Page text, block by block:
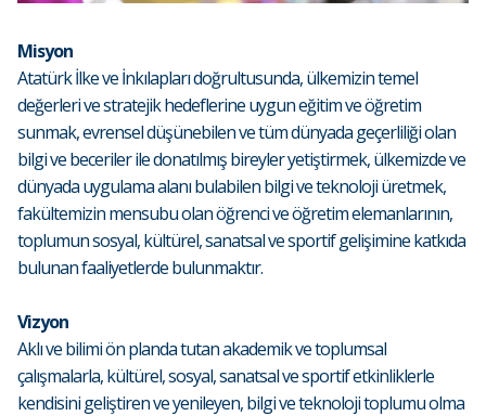
Misyon
Atatürk İlke ve İnkılapları doğrultusunda, ülkemizin temel
değerleri ve stratejik hedeflerine uygun eğitim ve öğretim
sunmak, evrensel düşünebilen ve tüm dünyada geçerliliği olan
bilgi ve beceriler ile donatılmış bireyler yetiştirmek, ülkemizde ve
dünyada uygulama alanı bulabilen bilgi ve teknoloji üretmek,
fakültemizin mensubu olan öğrenci ve öğretim elemanlarının,
toplumun sosyal, kültürel, sanatsal ve sportif gelişimine katkıda
bulunan faaliyetlerde bulunmaktır.
Vizyon
Aklı ve bilimi ön planda tutan akademik ve toplumsal
çalışmalarla, kültürel, sosyal, sanatsal ve sportif etkinliklerle
kendisini geliştiren ve yenileyen, bilgi ve teknoloji toplumu olma